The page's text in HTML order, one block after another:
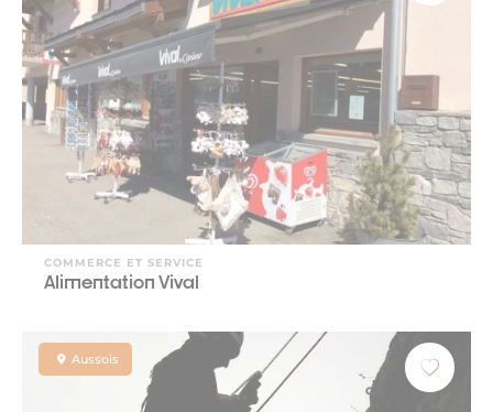
COMMERCE ET SERVICE
Alimentation Vival
Aussois